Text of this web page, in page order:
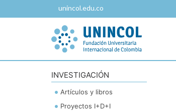
unincol.edu.co
INVESTIGACIÓN
Artículos y libros
Proyectos I+D+I